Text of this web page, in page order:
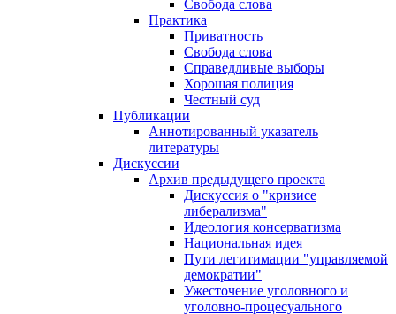
Свобода слова
Практика
Приватность
Свобода слова
Справедливые выборы
Хорошая полиция
Честный суд
Публикации
Аннотированный указатель
литературы
Дискуссии
Архив предыдущего проекта
Дискуссия о "кризисе
либерализма"
Идеология консерватизма
Национальная идея
Пути легитимации "управляемой
демократии"
Ужесточение уголовного и
уголовно-процесуального